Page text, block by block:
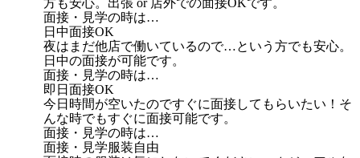
方も安心。出張 or 店外での面接OKです。
面接・見学の時は…
日中面接OK
夜はまだ他店で働いているので…という方でも安心。
日中の面接が可能です。
面接・見学の時は…
即日面接OK
今日時間が空いたのですぐに面接してもらいたい！そ
んな時でもすぐに面接可能です。
面接・見学の時は…
面接・見学服装自由